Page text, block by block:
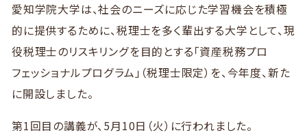
愛知学院大学は、社会のニーズに応じた学習機会を積極
的に提供するために、税理士を多く輩出する大学として、現
役税理士のリスキリングを目的とする「資産税務プロ
フェッショナルプログラム」（税理士限定）を、今年度、新た
に開設しました。
第1回目の講義が、5月10日（火）に行われました。